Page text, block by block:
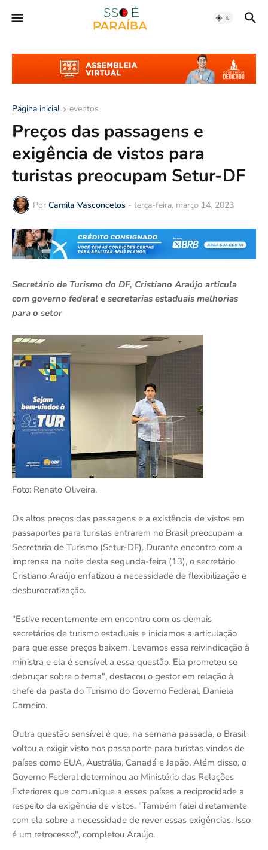
Página inicial eventos
Preços das passagens e
exigência de vistos para
turistas preocupam Setur-DF
Por Camila Vasconcelos - terça-feira, março 14, 2023
Secretário de Turismo do DF, Cristiano Araújo articula
com governo federal e secretarias estaduais melhorias
para o setor
Foto: Renato Oliveira.
Os altos preços das passagens e a existência de vistos em
passaportes para turistas entrarem no Brasil preocupam a
Secretaria de Turismo (Setur-DF). Durante encontro com a
imprensa na noite desta segunda-feira (13), o secretário
Cristiano Araújo enfatizou a necessidade de flexibilização e
desburocratização.
"Estive recentemente em encontro com os demais
secretários de turismo estaduais e iniciamos a articulação
para que esse preços baixem. Levamos essa reivindicação à
ministra e ela é sensível a essa questão. Ela prometeu se
debruçar sobre o tema", destacou o gestor em relação à
chefe da pasta do Turismo do Governo Federal, Daniela
Carneiro.
Outra questão sensível é que, na semana passada, o Brasil
voltou a exigir visto nos passaporte para turistas vindos de
países como EUA, Austrália, Canadá e Japão. Além disso, o
Governo Federal determinou ao Ministério das Relações
Exteriores que comunique a esses países a reciprocidade a
respeito da exigência de vistos. "Também falei diretamente
com ela sobre a necessidade de rever essas exigências. Isso
é um retrocesso", completou Araújo.